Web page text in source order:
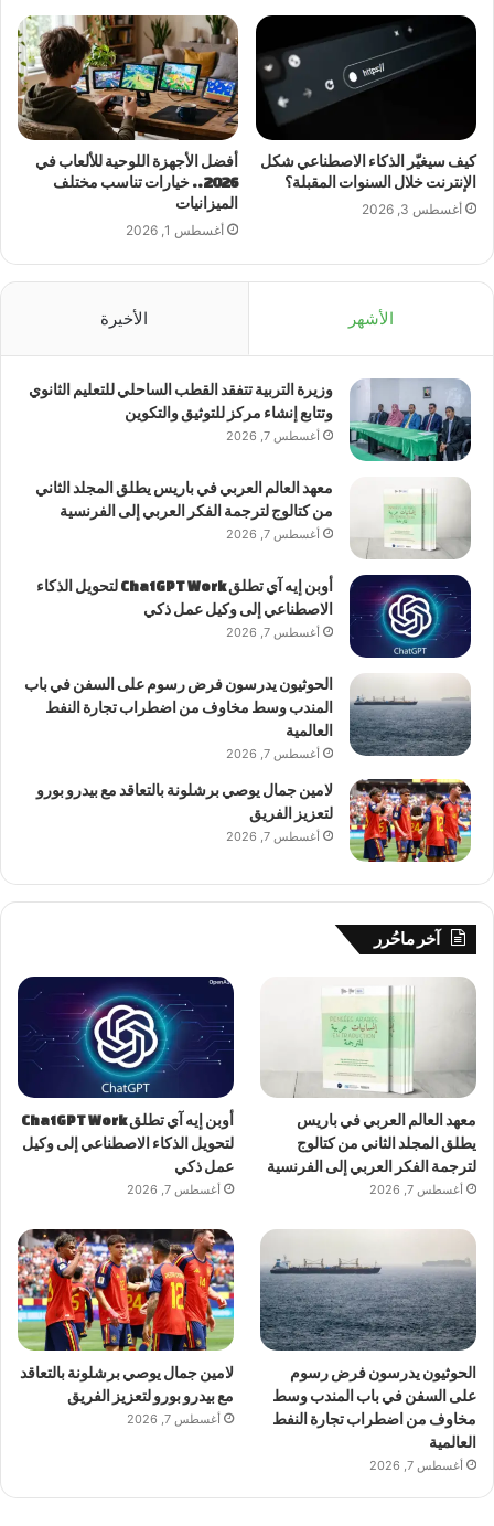
كيف سيغيّر الذكاء الاصطناعي شكل
الإنترنت خلال السنوات المقبلة؟
أغسطس 3, 2026
أفضل الأجهزة اللوحية للألعاب في
2026.. خيارات تناسب مختلف
الميزانيات
أغسطس 1, 2026
الأشهر الأخيرة
وزيرة التربية تتفقد القطب الساحلي للتعليم الثانوي
وتتابع إنشاء مركز للتوثيق والتكوين
أغسطس 7, 2026
معهد العالم العربي في باريس يطلق المجلد الثاني
من كتالوج لترجمة الفكر العربي إلى الفرنسية
أغسطس 7, 2026
أوبن إيه آي تطلق ChatGPT Work لتحويل الذكاء
الاصطناعي إلى وكيل عمل ذكي
أغسطس 7, 2026
الحوثيون يدرسون فرض رسوم على السفن في باب
المندب وسط مخاوف من اضطراب تجارة النفط
العالمية
أغسطس 7, 2026
لامين جمال يوصي برشلونة بالتعاقد مع بيدرو بورو
لتعزيز الفريق
أغسطس 7, 2026
آخر ماحُرر
معهد العالم العربي في باريس
يطلق المجلد الثاني من كتالوج
لترجمة الفكر العربي إلى الفرنسية
أغسطس 7, 2026
أوبن إيه آي تطلق ChatGPT Work
لتحويل الذكاء الاصطناعي إلى وكيل
عمل ذكي
أغسطس 7, 2026
الحوثيون يدرسون فرض رسوم
على السفن في باب المندب وسط
مخاوف من اضطراب تجارة النفط
العالمية
أغسطس 7, 2026
لامين جمال يوصي برشلونة بالتعاقد
مع بيدرو بورو لتعزيز الفريق
أغسطس 7, 2026